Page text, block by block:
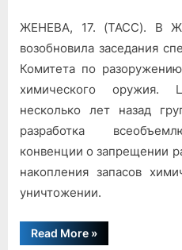
ЖЕНЕВА, 17. (ТАСС). В
возобновила заседания
Комитета по
химического оружия.
несколько лет назад
разработка
конвенции о запрещении
накопления запасов
уничтожении.
Read More“Химическое
оружие
»